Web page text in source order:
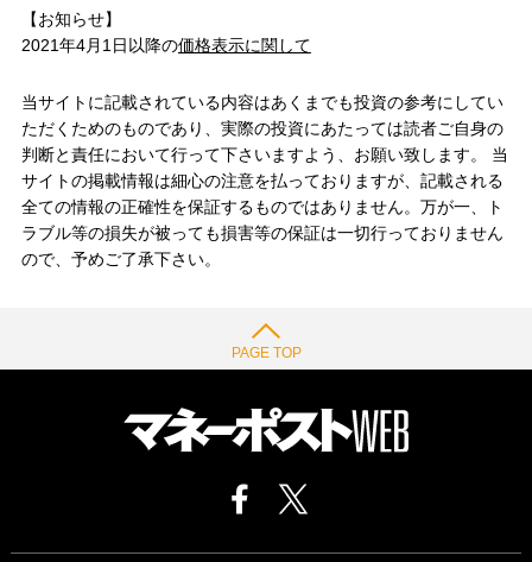
【お知らせ】
2021年4月1日以降の価格表示に関して
当サイトに記載されている内容はあくまでも投資の参考にしてい
ただくためのものであり、実際の投資にあたっては読者ご自身の
判断と責任において行って下さいますよう、お願い致します。 当
サイトの掲載情報は細心の注意を払っておりますが、記載される
全ての情報の正確性を保証するものではありません。万が一、ト
ラブル等の損失が被っても損害等の保証は一切行っておりません
ので、予めご了承下さい。
PAGE TOP